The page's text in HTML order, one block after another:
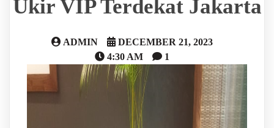
Ukir VIP Terdekat Jakarta
ADMIN
DECEMBER 21, 2023
4:30 AM
1